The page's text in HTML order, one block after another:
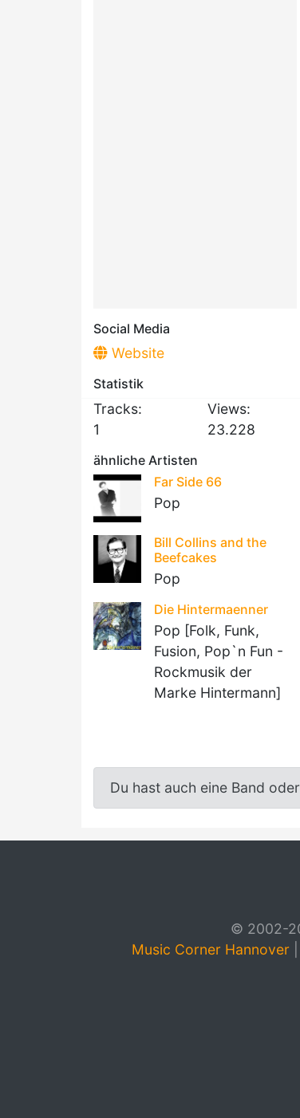
Social Media
Website
Statistik
Tracks:
1
Views:
23.228
ähnliche Artisten
Far Side 66
Pop
Bill Collins and the
Beefcakes
Pop
Die Hintermaenner
Pop [Folk, Funk,
Fusion, Pop`n Fun -
Rockmusik der
Marke Hintermann]
Du hast auch eine Band
© 2002-
Music Corner Hannover